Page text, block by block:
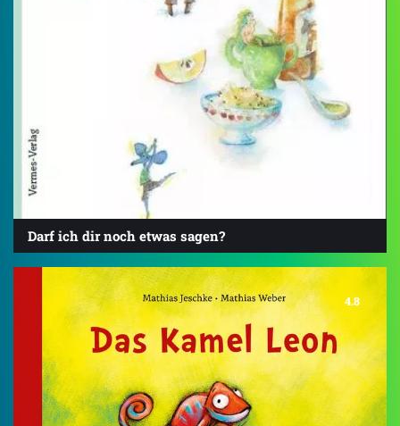
Darf ich dir noch etwas sagen?
4.8